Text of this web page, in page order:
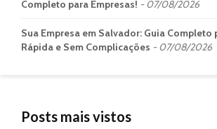
Completo para Empresas!
07/08/2026
Sua Empresa em Salvador: Guia Completo
Rápida e Sem Complicações
07/08/2026
Posts mais vistos